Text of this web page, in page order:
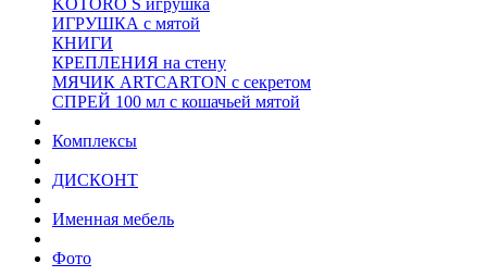
KOTORO S игрушка
ИГРУШКА с мятой
КНИГИ
КРЕПЛЕНИЯ на стену
МЯЧИК ARTCARTON с секретом
СПРЕЙ 100 мл с кошачьей мятой
Комплексы
ДИСКОНТ
Именная мебель
Фото